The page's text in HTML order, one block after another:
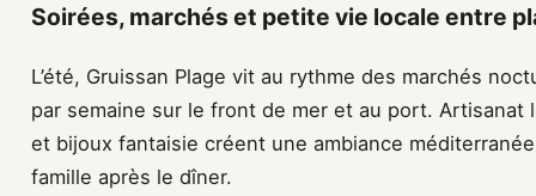
Soirées, marchés et petite vie locale entre
L’été, Gruissan Plage vit au rythme des marchés
par semaine sur le front de mer et au port.
et bijoux fantaisie créent une ambiance
famille après le dîner.